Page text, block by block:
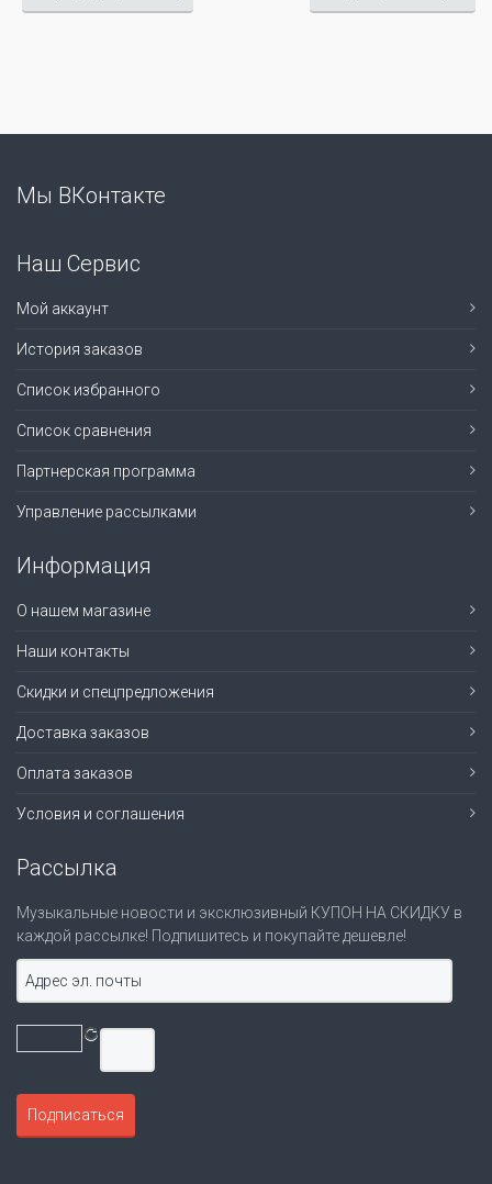
Мы ВКонтакте
Наш Сервис
Мой аккаунт
История заказов
Список избранного
Список сравнения
Партнерская программа
Управление рассылками
Информация
О нашем магазине
Наши контакты
Скидки и спецпредложения
Доставка заказов
Оплата заказов
Условия и соглашения
Рассылка
Музыкальные новости и эксклюзивный КУПОН НА СКИДКУ в
каждой рассылке! Подпишитесь и покупайте дешевле!